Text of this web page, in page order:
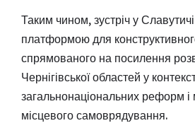
Таким чином, зустріч у
платформою для
спрямованого на посилення
Чернігівської областей у
загальнонаціональних реформ і
місцевого самоврядування.